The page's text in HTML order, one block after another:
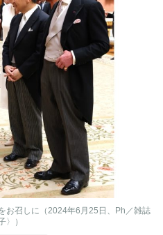
お召しに（2024年6月25日、Ph／雑誌
〉）